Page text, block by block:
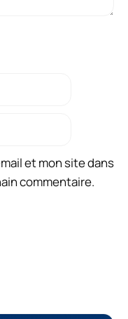
et mon site dans
commentaire.